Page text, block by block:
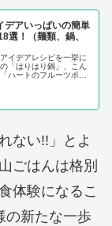
デアいっぱいの簡単
選！（麺類、鍋、
イデアレシピを一挙に
「はりはり鍋」、こん
ハートのフルーツポン
ない!!」とよ
ごはんは格別
体験になるこ
の新たな一歩